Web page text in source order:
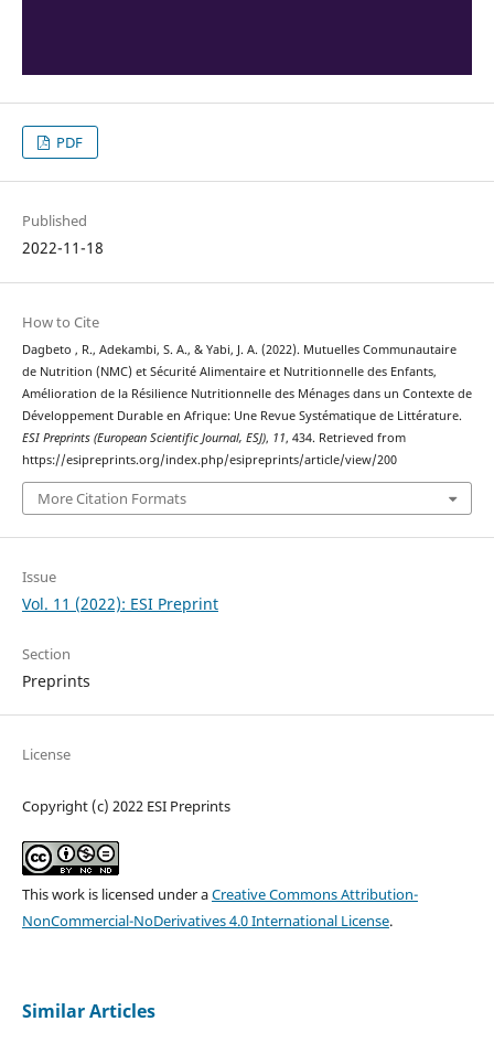
PDF
Published
2022-11-18
How to Cite
Dagbeto , R., Adekambi, S. A., & Yabi, J. A. (2022). Mutuelles Communautaire
de Nutrition (NMC) et Sécurité Alimentaire et Nutritionnelle des Enfants,
Amélioration de la Résilience Nutritionnelle des Ménages dans un Contexte de
Développement Durable en Afrique: Une Revue Systématique de Littérature.
ESI Preprints (European Scientific Journal, ESJ), 11, 434. Retrieved from
https://esipreprints.org/index.php/esipreprints/article/view/200
More Citation Formats
Issue
Vol. 11 (2022): ESI Preprint
Section
Preprints
License
Copyright (c) 2022 ESI Preprints
This work is licensed under aCreative Commons Attribution-
NonCommercial-NoDerivatives 4.0 International License.
Similar Articles